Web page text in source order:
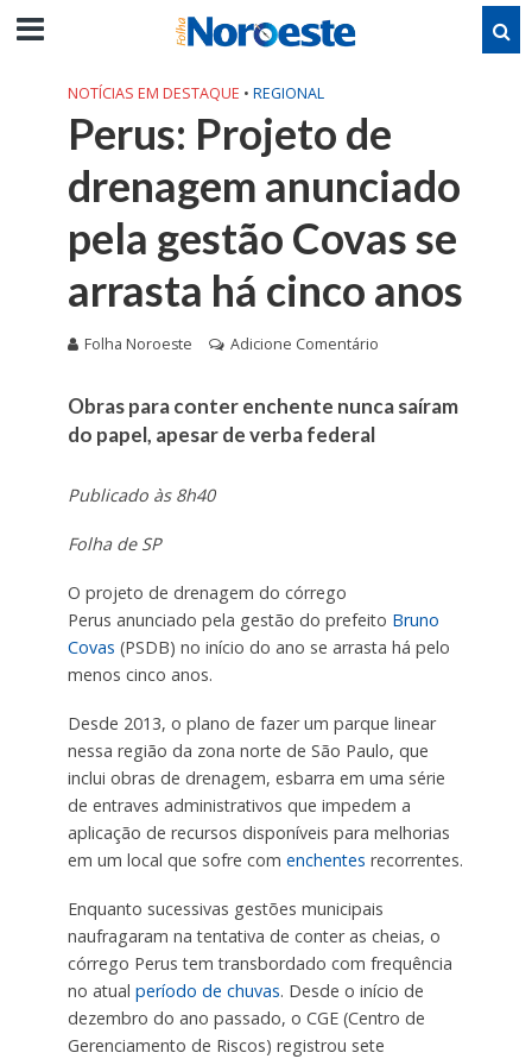
NOTÍCIAS EM DESTAQUE • REGIONAL
Perus: Projeto de
drenagem anunciado
pela gestão Covas se
arrasta há cinco anos
Folha Noroeste Adicione Comentário
Obras para conter enchente nunca saíram
do papel, apesar de verba federal
Publicado às 8h40
Folha de SP
O projeto de drenagem do córrego
Perus anunciado pela gestão do prefeito Bruno
Covas (PSDB) no início do ano se arrasta há pelo
menos cinco anos.
Desde 2013, o plano de fazer um parque linear
nessa região da zona norte de São Paulo, que
inclui obras de drenagem, esbarra em uma série
de entraves administrativos que impedem a
aplicação de recursos disponíveis para melhorias
em um local que sofre com enchentes recorrentes.
Enquanto sucessivas gestões municipais
naufragaram na tentativa de conter as cheias, o
córrego Perus tem transbordado com frequência
no atual período de chuvas. Desde o início de
dezembro do ano passado, o CGE (Centro de
Gerenciamento de Riscos) registrou sete